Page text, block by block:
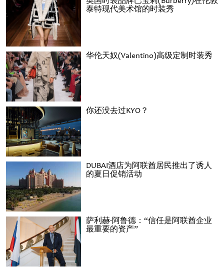
泰特现代美术馆的时装秀
华伦天奴(Valentino)高级定制时装秀
你还没去过KYO？
DUBAI酒店为阿联酋居民推出了诱人
的夏日促销活动
萨利赫·阿鲁德：“信任是阿联酋企业
最重要的资产”